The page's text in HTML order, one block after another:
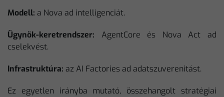
Modell: a Nova ad intelligenciát.
Ügynök-keretrendszer: AgentCore és Nova Act ad
cselekvést.
Infrastruktúra: az AI Factories ad adatszuverenitást.
Ez egyetlen irányba mutató, összehangolt stratégiai